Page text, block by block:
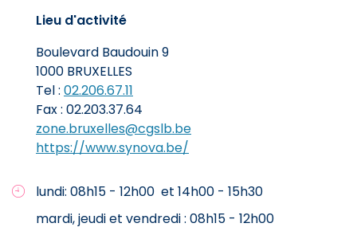
Lieu d'activité
Boulevard Baudouin 9
1000 BRUXELLES
Tel : 02.206.67.11
Fax : 02.203.37.64
zone.bruxelles@cgslb.be
https://www.synova.be/
lundi: 08h15 - 12h00 et 14h00 - 15h30
mardi, jeudi et vendredi : 08h15 - 12h00